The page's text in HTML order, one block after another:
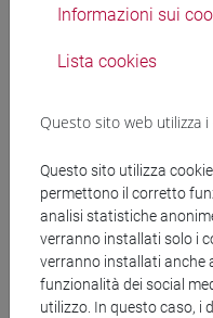
prioritariamente
Bando e
A cura di ARU-CEL
Informazioni sui
Lista cookies
Questo sito web utilizza i
Questo sito utilizza
permettono il corretto
analisi statistiche
verranno installati solo i
verranno installati anche
funzionalità dei social
utilizzo. In questo caso, i